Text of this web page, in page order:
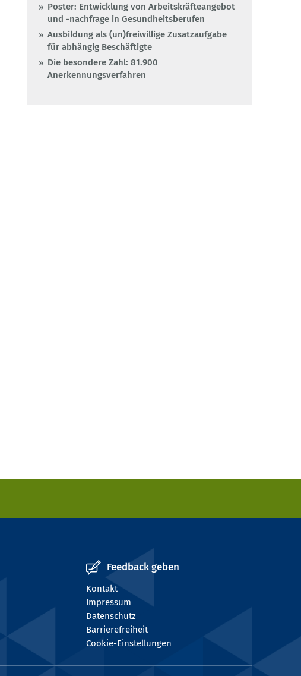
Poster: Entwicklung von Arbeitskräfteangebot
und -nachfrage in Gesundheitsberufen
Ausbildung als (un)freiwillige Zusatzaufgabe
für abhängig Beschäftigte
Die besondere Zahl: 81.900
Anerkennungsverfahren
Feedback geben
Kontakt
Impressum
Datenschutz
Barrierefreiheit
Cookie-Einstellungen